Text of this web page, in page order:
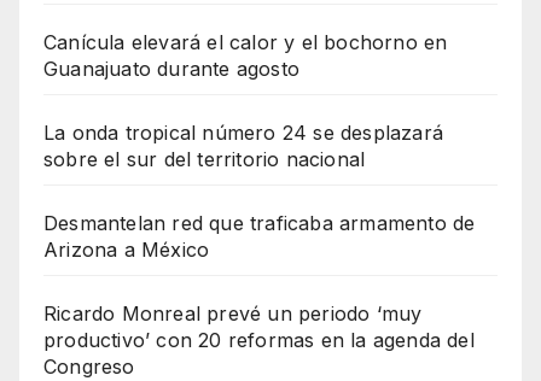
Canícula elevará el calor y el bochorno en
Guanajuato durante agosto
La onda tropical número 24 se desplazará
sobre el sur del territorio nacional
Desmantelan red que traficaba armamento de
Arizona a México
Ricardo Monreal prevé un periodo ‘muy
productivo’ con 20 reformas en la agenda del
Congreso